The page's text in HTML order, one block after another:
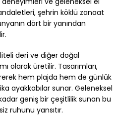
şehrin köklü zanaat
dört bir yanından
deri ve diğer doğal
olarak üretilir. Tasarımları,
hem plajda hem de günlük
ayakkabılar sunar. Geleneksel
geniş bir çeşitlilik sunan bu
ruhunu yansıtır.